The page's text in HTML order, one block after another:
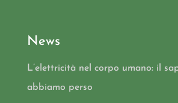
News
L’elettricità nel corpo umano: il
abbiamo perso